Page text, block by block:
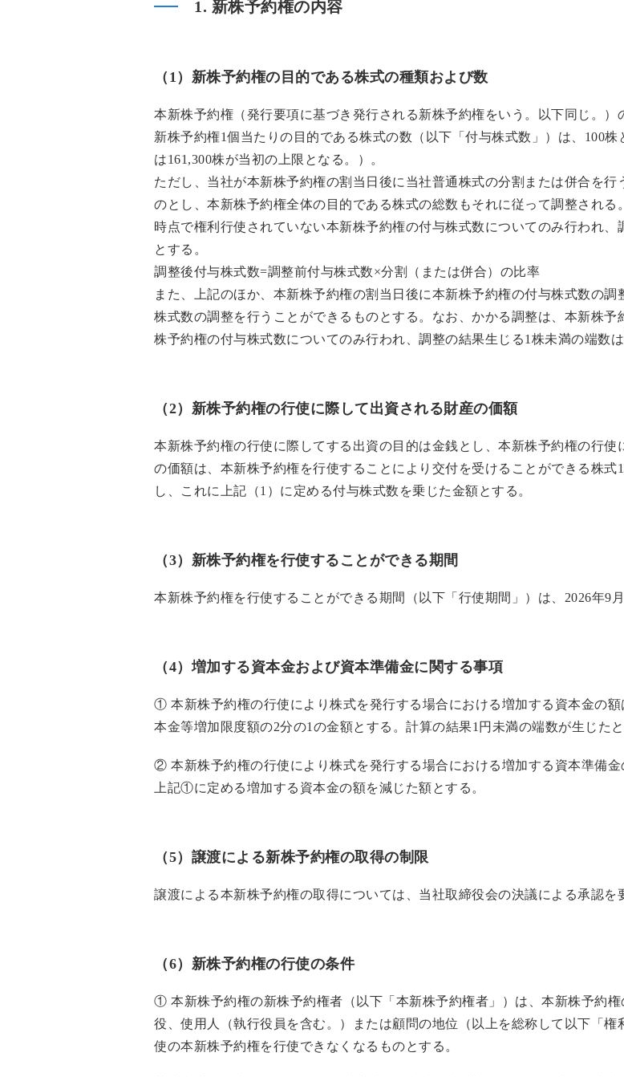
1. 新株予約権の内容
（1）新株予約権の目的である株式の種類および数
本新株予約権（発行要項に基づき発行される新株予約権をいう。以下同じ。
新株予約権1個当たりの目的である株式の数（以下「付与株式数」）は、100
は161,300株が当初の上限となる。）。
ただし、当社が本新株予約権の割当日後に当社普通株式の分割または併合を
のとし、本新株予約権全体の目的である株式の総数もそれに従って調整され
時点で権利行使されていない本新株予約権の付与株式数についてのみ行われ
とする。
調整後付与株式数=調整前付与株式数×分割（または併合）の比率
また、上記のほか、本新株予約権の割当日後に本新株予約権の付与株式数の
株式数の調整を行うことができるものとする。なお、かかる調整は、本新株
株予約権の付与株式数についてのみ行われ、調整の結果生じる1株未満の端数
（2）新株予約権の行使に際して出資される財産の価額
本新株予約権の行使に際してする出資の目的は金銭とし、本新株予約権の行
の価額は、本新株予約権を行使することにより交付を受けることができる株
し、これに上記（1）に定める付与株式数を乗じた金額とする。
（3）新株予約権を行使することができる期間
本新株予約権を行使することができる期間（以下「行使期間」）は、2026年9
（4）増加する資本金および資本準備金に関する事項
① 本新株予約権の行使により株式を発行する場合における増加する資本金の
本金等増加限度額の2分の1の金額とする。計算の結果1円未満の端数が生じた
② 本新株予約権の行使により株式を発行する場合における増加する資本準備
上記①に定める増加する資本金の額を減じた額とする。
（5）譲渡による新株予約権の取得の制限
譲渡による本新株予約権の取得については、当社取締役会の決議による承認を
（6）新株予約権の行使の条件
① 本新株予約権の新株予約権者（以下「本新株予約権者」）は、本新株予約
役、使用人（執行役員を含む。）または顧問の地位（以上を総称して以下「
使の本新株予約権を行使できなくなるものとする。